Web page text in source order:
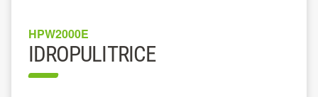
HPW2000E
IDROPULITRICE